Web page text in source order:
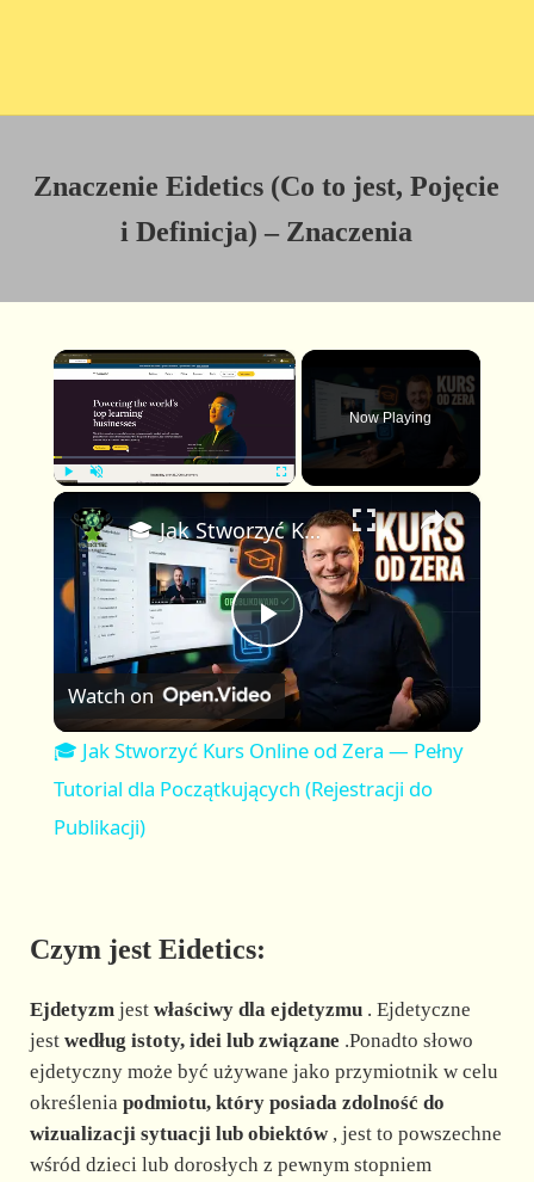
Znaczenie Eidetics (Co to jest, Pojęcie
i Definicja) – Znaczenia
×
y
n
m
u
t
e
u
l
l
s
c
r
e
Now Playing
×
P
l
a
i
d
e
🎓 Jak Stworzyć Kurs Online od Zera — Pełny Tutorial dla Początkujących (Rejestracji do Publikacji)
Watch on
🎓 Jak Stworzyć Kurs Online od Zera — Pełny
Tutorial dla Początkujących (Rejestracji do
Publikacji)
Czym jest Eidetics:
Ejdetyzmjest właściwy dla ejdetyzmu. Ejdetyczne
jest według istoty, idei lub związane .Ponadto słowo
ejdetyczny może być używane jako przymiotnik w celu
określenia podmiotu, który posiada zdolność do
wizualizacji sytuacji lub obiektów, jest to powszechne
wśród dzieci lub dorosłych z pewnym stopniem